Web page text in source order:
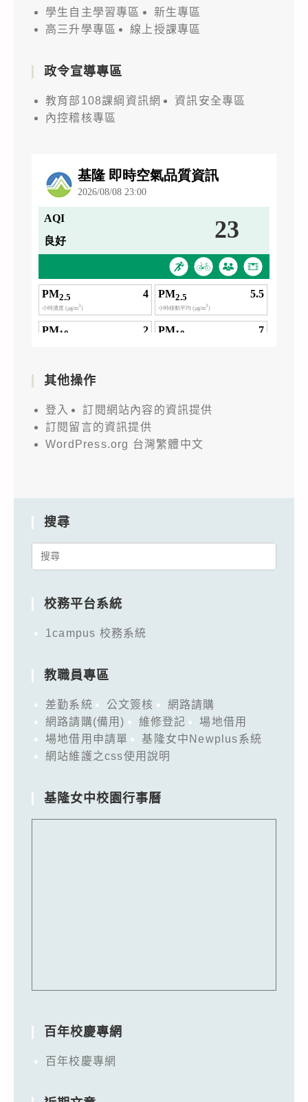
學生自主學習專區
新生專區
高三升學專區
線上授課專區
政令宣導專區
教育部108課綱資訊網
資訊安全專區
內控稽核專區
其他操作
登入
訂閱網站內容的資訊提供
訂閱留言的資訊提供
WordPress.org 台灣繁體中文
搜尋
Search
校務平台系統
1campus 校務系統
教職員專區
差勤系統 公文簽核
網路請購
網路請購(備用)
維修登記
場地借用
場地借用申請單
基隆女中Newplus系統
網站維護之css使用說明
基隆女中校園行事曆
百年校慶專網
百年校慶專網